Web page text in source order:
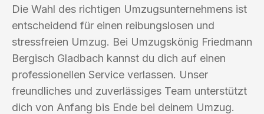
Die Wahl des richtigen Umzugsunternehmens ist
entscheidend für einen reibungslosen und
stressfreien Umzug. Bei Umzugskönig Friedmann
Bergisch Gladbach kannst du dich auf einen
professionellen Service verlassen. Unser
freundliches und zuverlässiges Team unterstützt
dich von Anfang bis Ende bei deinem Umzug.